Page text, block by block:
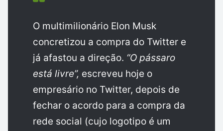
O multimilionário Elon Musk
concretizou a compra do Twitter e
já afastou a direção. “O pássaro
está livre”, escreveu hoje o
empresário no Twitter, depois de
fechar o acordo para a compra da
rede social (cujo logotipo é um